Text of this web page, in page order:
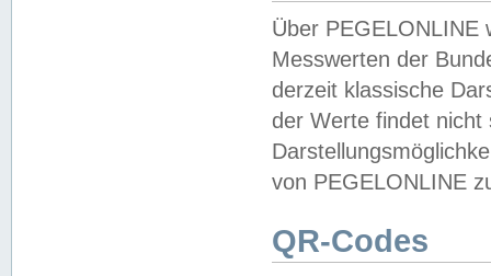
Über PEGELONLINE
Messwerten der
derzeit klassische
der Werte findet
von PEGELONLINE
QR-Codes